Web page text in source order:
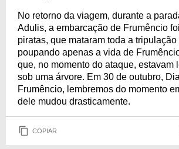
No retorno da viagem, durante a
Adulis, a embarcação de Frumêncio
piratas, que mataram toda a
poupando apenas a vida de
que, no momento do ataque, estavam
sob uma árvore. Em 30 de outubro,
Frumêncio, lembremos do momento
dele mudou drasticamente.
COPIAR